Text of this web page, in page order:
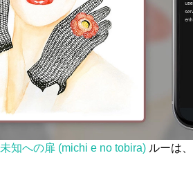
未知への扉 (michi e no tobira) ルーは